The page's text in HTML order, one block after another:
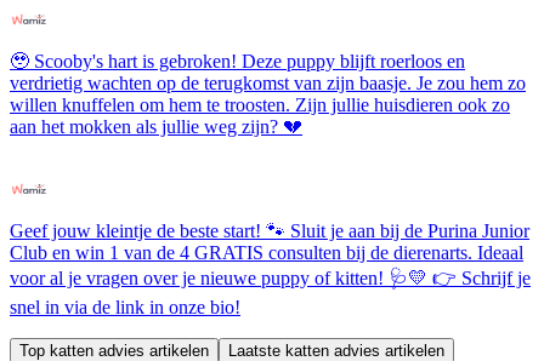
🥹 Scooby's hart is gebroken! Deze puppy blijft roerloos en
verdrietig wachten op de terugkomst van zijn baasje. Je zou hem zo
willen knuffelen om hem te troosten. Zijn jullie huisdieren ook zo
aan het mokken als jullie weg zijn? 💔
Geef jouw kleintje de beste start! 🐾 Sluit je aan bij de Purina Junior
Club en win 1 van de 4 GRATIS consulten bij de dierenarts. Ideaal
voor al je vragen over je nieuwe puppy of kitten! 🩺💛 👉 Schrijf je
snel in via de link in onze bio!
Top katten advies artikelen Laatste katten advies artikelen